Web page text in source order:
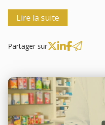
Lire la suite
Partager sur